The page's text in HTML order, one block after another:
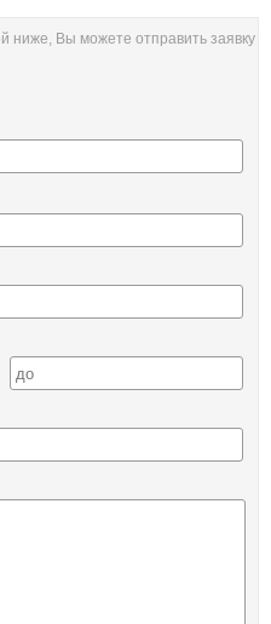
Вы можете отправить заявку